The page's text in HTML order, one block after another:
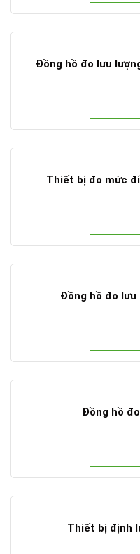
Đồng hồ đo lưu
Thiết bị đo mức
Đồng hồ đo lưu
Đồng hồ
Thiết bị định